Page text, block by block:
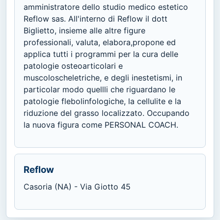
amministratore dello studio medico estetico
Reflow sas. All'interno di Reflow il dott
Biglietto, insieme alle altre figure
professionali, valuta, elabora,propone ed
applica tutti i programmi per la cura delle
patologie osteoarticolari e
muscoloscheletriche, e degli inestetismi, in
particolar modo quellli che riguardano le
patologie flebolinfologiche, la cellulite e la
riduzione del grasso localizzato. Occupando
la nuova figura come PERSONAL COACH.
Reflow
Casoria (NA) - Via Giotto 45